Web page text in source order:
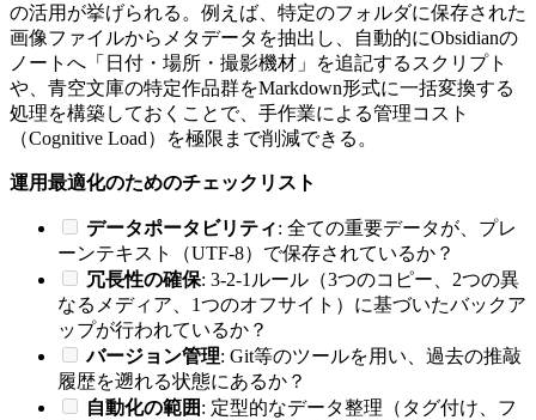
の活用が挙げられる。例えば、特定のフォルダに保存された
画像ファイルからメタデータを抽出し、自動的にObsidianの
ノートへ「日付・場所・撮影機材」を追記するスクリプト
や、青空文庫の特定作品群をMarkdown形式に一括変換する
処理を構築しておくことで、手作業による管理コスト
（Cognitive Load）を極限まで削減できる。
運用最適化のためのチェックリスト
データポータビリティ: 全ての重要データが、プレ
ーンテキスト（UTF-8）で保存されているか？
冗長性の確保: 3-2-1ルール（3つのコピー、2つの異
なるメディア、1つのオフサイト）に基づいたバックア
ップが行われているか？
バージョン管理: Git等のツールを用い、過去の推敲
履歴を遡れる状態にあるか？
自動化の範囲: 定型的なデータ整理（タグ付け、フ